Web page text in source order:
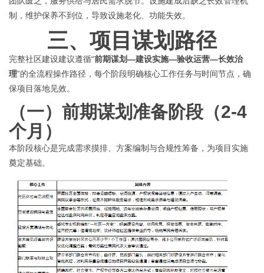
制，维护保养不到位，导致设施老化、功能失效。
三、 项目 谋划路径
完整社区建设建议遵循“前期谋划—建设实施—验收运营—长效治
理”的全流程操作路径，每个阶段明确核心工作任务与时间节点，确
保项目落地见效。
（一） 前期谋划准备阶段（2-4
个月）
本阶段核心是完成需求摸排、方案编制与合规性筹备，为项目实施
奠定基础。